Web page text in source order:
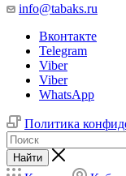
info@tabaks.ru
Вконтакте
Telegram
Viber
Viber
WhatsApp
Политика
Найти